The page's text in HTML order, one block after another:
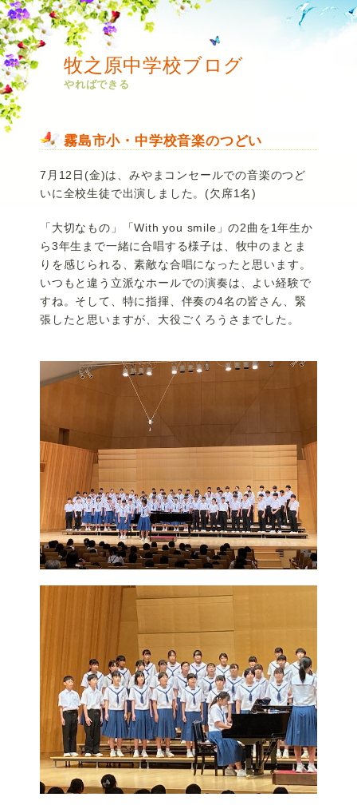
牧之原中学校ブログ
やればできる
霧島市小・中学校音楽のつどい
7月12日(金)は、みやまコンセールでの音楽のつど
いに全校生徒で出演しました。(欠席1名)
「大切なもの」「With you smile」の2曲を1年生か
ら3年生まで一緒に合唱する様子は、牧中のまとま
りを感じられる、素敵な合唱になったと思います。
いつもと違う立派なホールでの演奏は、よい経験で
すね。そして、特に指揮、伴奏の4名の皆さん、緊
張したと思いますが、大役ごくろうさまでした。